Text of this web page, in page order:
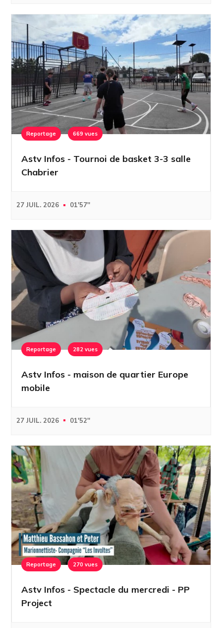
Reportage 669 vues
Astv Infos - Tournoi de basket 3-3 salle
Chabrier
27 JUIL. 2026 01'57''
Reportage 282 vues
Astv Infos - maison de quartier Europe
mobile
27 JUIL. 2026 01'52''
Reportage 270 vues
Astv Infos - Spectacle du mercredi - PP
Project